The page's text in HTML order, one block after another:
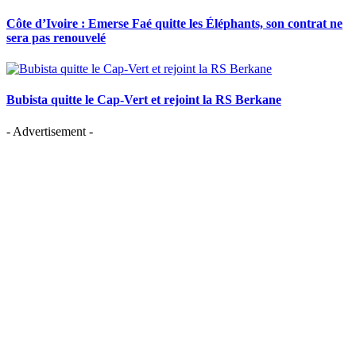
Côte d’Ivoire : Emerse Faé quitte les Éléphants, son contrat ne
sera pas renouvelé
Bubista quitte le Cap-Vert et rejoint la RS Berkane
- Advertisement -